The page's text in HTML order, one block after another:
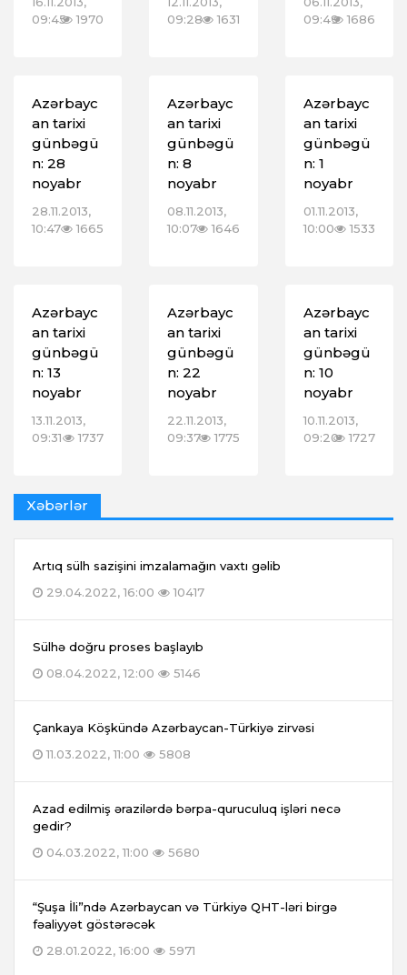
09:45
1970
09:28
1631
09:49 1686
Azərbayc
an tarixi
günbəgü
n: 28
noyabr
28.11.2013,
10:47
1665
Azərbayc
an tarixi
günbəgü
n: 8
noyabr
08.11.2013,
10:07
1646
Azərbayc
an tarixi
günbəgü
n: 1
noyabr
01.11.2013,
10:00
1533
Azərbayc
an tarixi
günbəgü
n: 13
noyabr
13.11.2013,
09:31
1737
Azərbayc
an tarixi
günbəgü
n: 22
noyabr
22.11.2013,
09:37
1775
Azərbayc
an tarixi
günbəgü
n: 10
noyabr
10.11.2013,
09:20 1727
Xəbərlər
Artıq sülh sazişini imzalamağın vaxtı gəlib
29.04.2022, 16:00
10417
Sülhə doğru proses başlayıb
08.04.2022, 12:00
5146
Çankaya Köşkündə Azərbaycan-Türkiyə zirvəsi
11.03.2022, 11:00
5808
Azad edilmiş ərazilərdə bərpa-quruculuq işləri necə
gedir?
04.03.2022, 11:00
5680
“Şuşa İli”ndə Azərbaycan və Türkiyə QHT-ləri birgə
fəaliyyət göstərəcək
28.01.2022, 16:00
5971